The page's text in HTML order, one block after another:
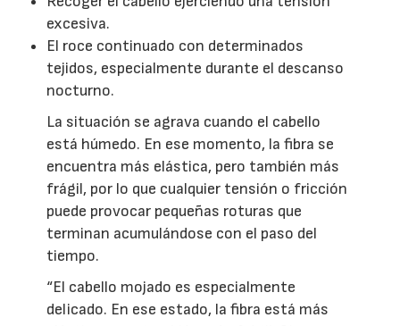
excesiva.
El roce continuado con determinados
tejidos, especialmente durante el descanso
nocturno.
La situación se agrava cuando el cabello
está húmedo. En ese momento, la fibra se
encuentra más elástica, pero también más
frágil, por lo que cualquier tensión o fricción
puede provocar pequeñas roturas que
terminan acumulándose con el paso del
tiempo.
“El cabello mojado es especialmente
delicado. En ese estado, la fibra está más